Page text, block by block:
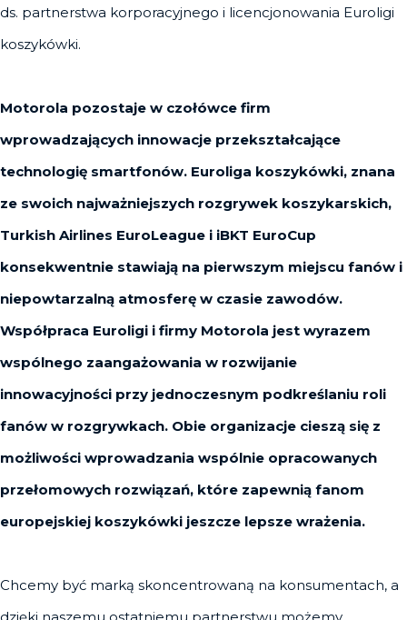
ds. partnerstwa korporacyjnego i licencjonowania Euroligi
koszykówki.
Motorola pozostaje w czołówce firm
wprowadzających innowacje przekształcające
technologię smartfonów. Euroliga koszykówki, znana
ze swoich najważniejszych rozgrywek koszykarskich,
Turkish Airlines EuroLeague i iBKT EuroCup
konsekwentnie stawiają na pierwszym miejscu fanów i
niepowtarzalną atmosferę w czasie zawodów.
Współpraca Euroligi i firmy Motorola jest wyrazem
wspólnego zaangażowania w rozwijanie
innowacyjności przy jednoczesnym podkreślaniu roli
fanów w rozgrywkach. Obie organizacje cieszą się z
możliwości wprowadzania wspólnie opracowanych
przełomowych rozwiązań, które zapewnią fanom
europejskiej koszykówki jeszcze lepsze wrażenia.
Chcemy być marką skoncentrowaną na konsumentach, a
dzięki naszemu ostatniemu partnerstwu możemy